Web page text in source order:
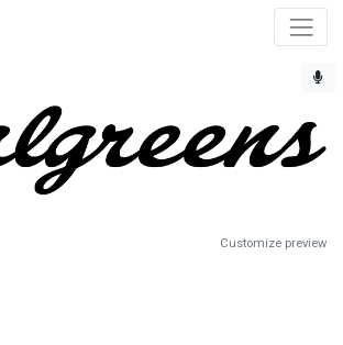
Customize preview